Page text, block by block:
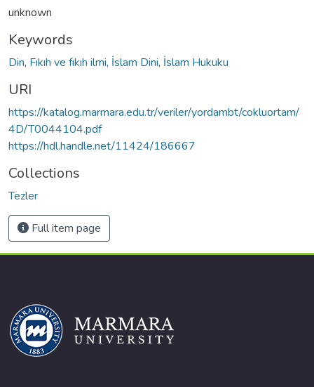
unknown
Keywords
Din, Fıkıh ve fıkıh ilmi, İslam Dini, İslam Hukuku
URI
https://katalog.marmara.edu.tr/veriler/yordambt/cokluortam/
4D/T0044104.pdf
https://hdl.handle.net/11424/186667
Collections
Tezler
Full item page